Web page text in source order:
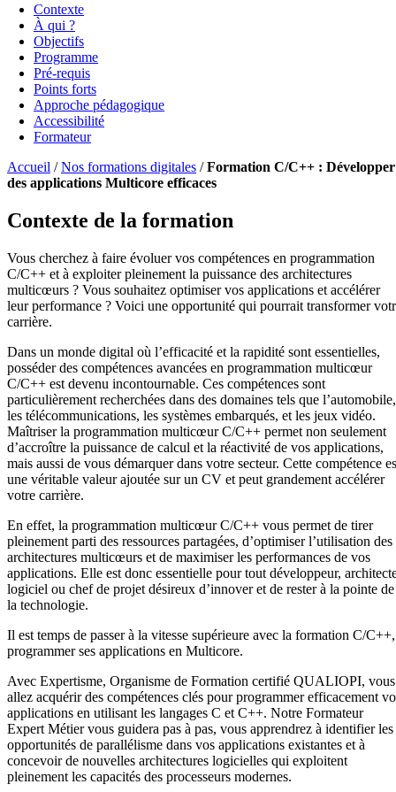
Contexte
À qui ?
Objectifs
Programme
Pré-requis
Points forts
Approche pédagogique
Accessibilité
Formateur
Accueil /Nos formations digitales /Formation C/C++ : Développer
des applications Multicore efficaces
Contexte de la formation
Vous cherchez à faire évoluer vos compétences en programmation
C/C++ et à exploiter pleinement la puissance des architectures
multicœurs ? Vous souhaitez optimiser vos applications et accélérer
leur performance ? Voici une opportunité qui pourrait transformer
carrière.
Dans un monde digital où l’efficacité et la rapidité sont essentielles,
posséder des compétences avancées en programmation multicœur
C/C++ est devenu incontournable. Ces compétences sont
particulièrement recherchées dans des domaines tels que l’automobile,
les télécommunications, les systèmes embarqués, et les jeux vidéo.
Maîtriser la programmation multicœur C/C++ permet non seulement
d’accroître la puissance de calcul et la réactivité de vos applications,
mais aussi de vous démarquer dans votre secteur. Cette compétence
une véritable valeur ajoutée sur un CV et peut grandement accélérer
votre carrière.
En effet, la programmation multicœur C/C++ vous permet de tirer
pleinement parti des ressources partagées, d’optimiser l’utilisation des
architectures multicœurs et de maximiser les performances de vos
applications. Elle est donc essentielle pour tout développeur,
logiciel ou chef de projet désireux d’innover et de rester à la pointe de
la technologie.
Il est temps de passer à la vitesse supérieure avec la formation C/C++,
programmer ses applications en Multicore.
Avec Expertisme, Organisme de Formation certifié QUALIOPI, vous
allez acquérir des compétences clés pour programmer efficacement
applications en utilisant les langages C et C++. Notre Formateur
Expert Métier vous guidera pas à pas, vous apprendrez à identifier les
opportunités de parallélisme dans vos applications existantes et à
concevoir de nouvelles architectures logicielles qui exploitent
pleinement les capacités des processeurs modernes.